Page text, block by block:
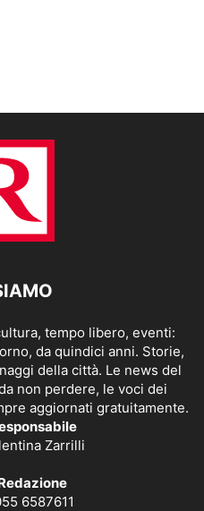
tempo libero, eventi:
da quindici anni. Storie,
della città. Le news del
non perdere, le voci dei
aggiornati gratuitamente.
Zarrilli
6587611